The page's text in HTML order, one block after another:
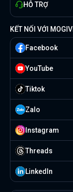
HỖ TRỢ
KẾT NỐI VỚI MOGIVI
Facebook
YouTube
Tiktok
Zalo
Instagram
Threads
Linkedln